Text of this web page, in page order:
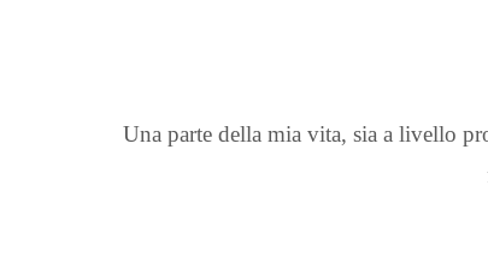
Una parte della mia vita, sia a livello